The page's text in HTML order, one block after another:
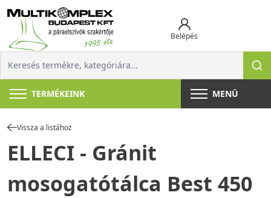
Belépés
TERMÉKEINK MENÜ
Vissza a listához
ELLECI - Gránit
mosogatótálca Best 450